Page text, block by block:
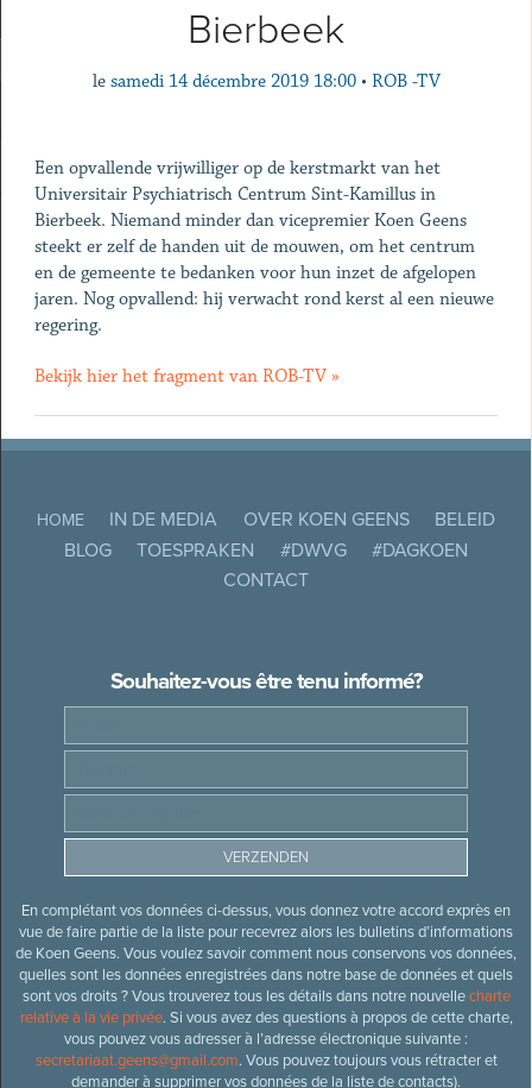
Bierbeek
le samedi 14 décembre 2019 18:00 • ROB -TV
Een opvallende vrijwilliger op de kerstmarkt van het
Universitair Psychiatrisch Centrum Sint-Kamillus in
Bierbeek. Niemand minder dan vicepremier Koen Geens
steekt er zelf de handen uit de mouwen, om het centrum
en de gemeente te bedanken voor hun inzet de afgelopen
jaren. Nog opvallend: hij verwacht rond kerst al een nieuwe
regering.
Bekijk hier het fragment van ROB-TV »
HOME IN DE MEDIA OVER KOEN GEENS
BELEID
BLOG
TOESPRAKEN #DWVG
#DAGKOEN
CONTACT
Souhaitez-vous être tenu informé?
En complétant vos données ci-dessus, vous donnez votre accord exprès en
vue de faire partie de la liste pour recevrez alors les bulletins d’informations
de Koen Geens. Vous voulez savoir comment nous conservons vos données,
quelles sont les données enregistrées dans notre base de données et quels
sont vos droits ? Vous trouverez tous les détails dans notre nouvellecharte
relative à la vie privée. Si vous avez des questions à propos de cette charte,
vous pouvez vous adresser à l’adresse électronique suivante :
secretariaat.geens@gmail.com. Vous pouvez toujours vous rétracter et
demander à supprimer vos données de la liste de contacts).